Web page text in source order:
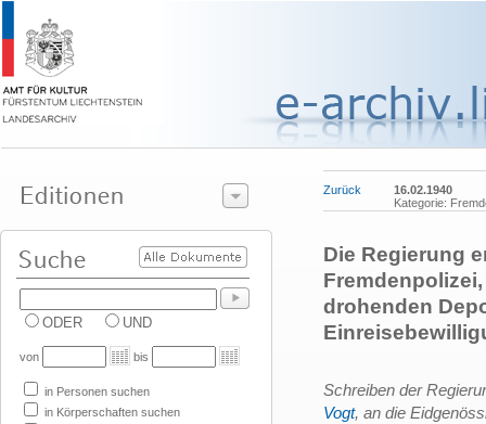
ODER UND
von bis
in Personen suchen
in Körperschaften suchen
Zurück
16.02.1940
Kategorie:
Die Regierung
drohenden
Schreiben der
Vogt, an die